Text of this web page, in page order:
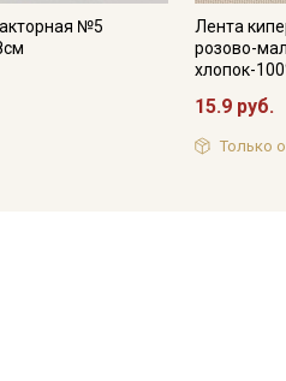
№5
Лента
розово-
хлопок-
15.9 руб.
Только